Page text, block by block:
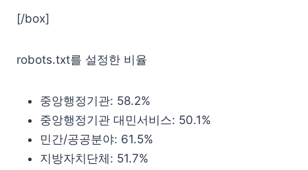
[/box]
robots.txt를 설정한 비율
중앙행정기관: 58.2%
중앙행정기관 대민서비스: 50.1%
민간/공공분야: 61.5%
지방자치단체: 51.7%